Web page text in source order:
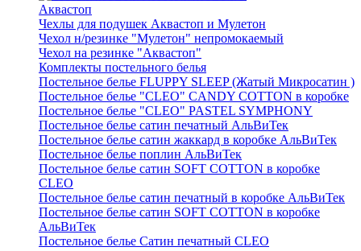
Аквастоп
Чехлы для подушек Аквастоп и Мулетон
Чехол н/резинке "Мулетон" непромокаемый
Чехол на резинке "Аквастоп"
Комплекты постельного белья
Постельное белье FLUPPY SLEEP (Жатый Микросатин )
Постельное белье "CLEO" CANDY COTTON в коробке
Постельное белье "CLEO" PASTEL SYMPHONY
Постельное белье сатин печатный АльВиТек
Постельное белье сатин жаккард в коробке АльВиТек
Постельное белье поплин АльВиТек
Постельное белье сатин SOFT COTTON в коробке
CLEO
Постельное белье сатин печатный в коробке АльВиТек
Постельное белье сатин SOFT COTTON в коробке
АльВиТек
Постельное белье Сатин печатный CLEO